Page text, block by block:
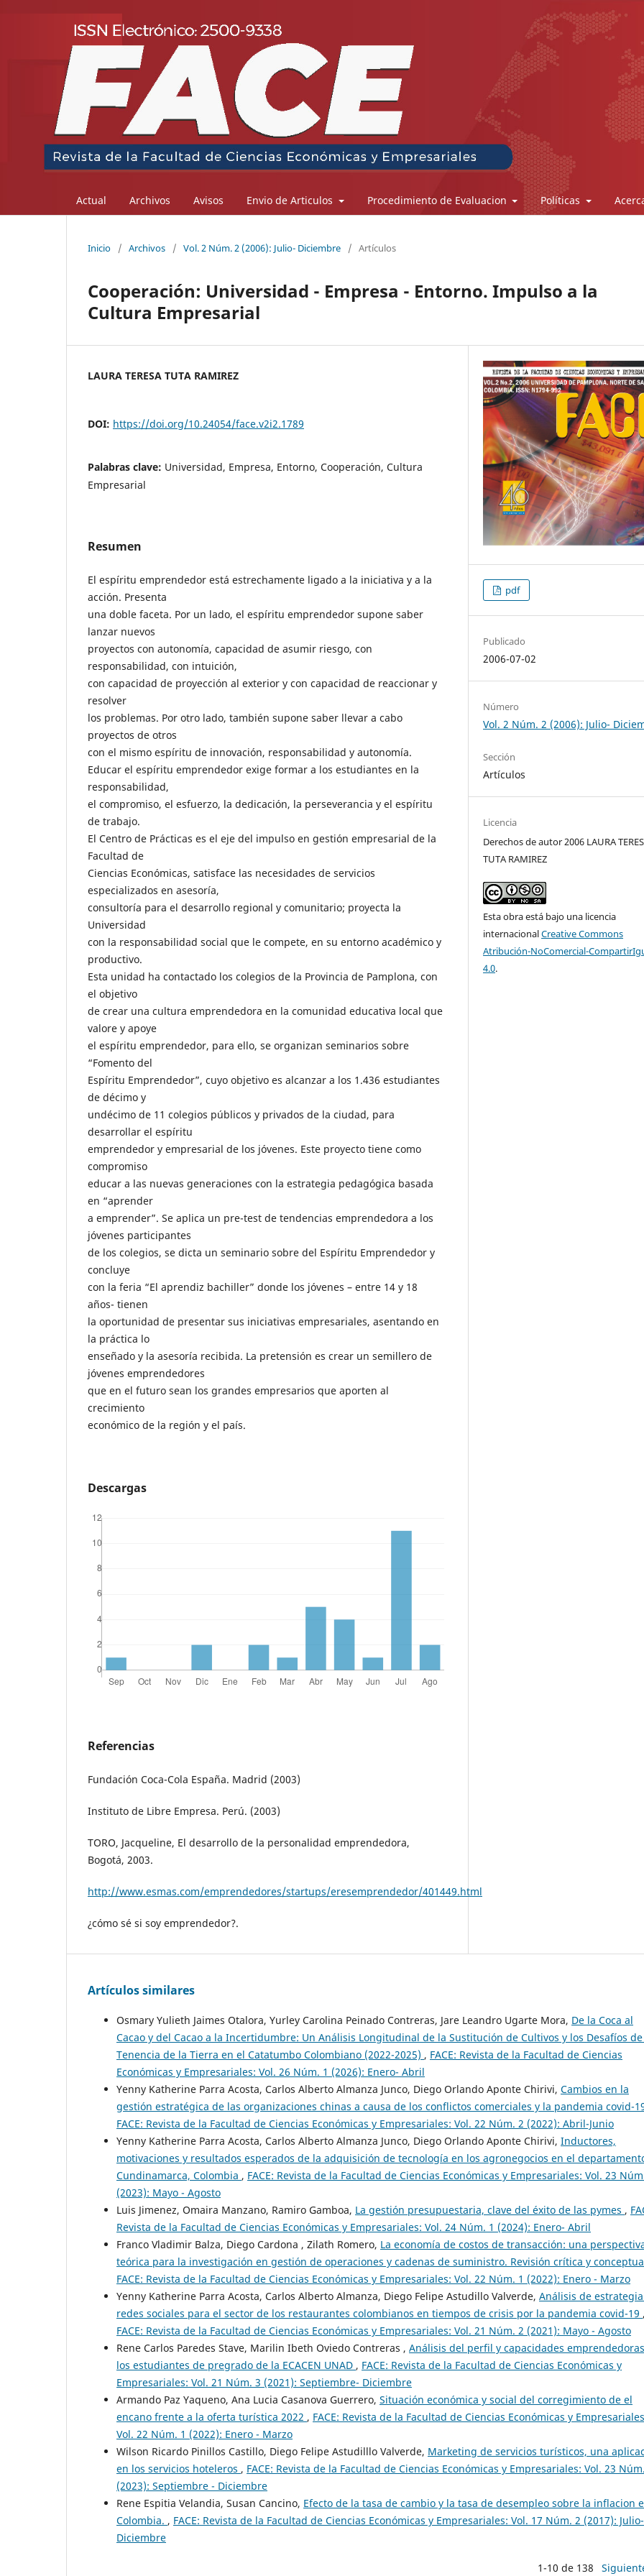
Actual Archivos Avisos Envio de Articulos Procedimiento de Evaluacion Políticas
Inicio / Archivos / Vol. 2 Núm. 2 (2006): Julio- Diciembre / Artículos
Cooperación: Universidad - Empresa - Entorno. Impulso a la
Cultura Empresarial
LAURA TERESA TUTA RAMIREZ
DOI: https://doi.org/10.24054/face.v2i2.1789
Palabras clave: Universidad, Empresa, Entorno, Cooperación, Cultura
Empresarial
Resumen
El espíritu emprendedor está estrechamente ligado a la iniciativa y a la
acción. Presenta
una doble faceta. Por un lado, el espíritu emprendedor supone saber
lanzar nuevos
proyectos con autonomía, capacidad de asumir riesgo, con
responsabilidad, con intuición,
con capacidad de proyección al exterior y con capacidad de reaccionar y
resolver
los problemas. Por otro lado, también supone saber llevar a cabo
proyectos de otros
con el mismo espíritu de innovación, responsabilidad y autonomía.
Educar el espíritu emprendedor exige formar a los estudiantes en la
responsabilidad,
el compromiso, el esfuerzo, la dedicación, la perseverancia y el espíritu
de trabajo.
El Centro de Prácticas es el eje del impulso en gestión empresarial de la
Facultad de
Ciencias Económicas, satisface las necesidades de servicios
especializados en asesoría,
consultoría para el desarrollo regional y comunitario; proyecta la
Universidad
con la responsabilidad social que le compete, en su entorno académico y
productivo.
Esta unidad ha contactado los colegios de la Provincia de Pamplona, con
el objetivo
de crear una cultura emprendedora en la comunidad educativa local que
valore y apoye
el espíritu emprendedor, para ello, se organizan seminarios sobre
“Fomento del
Espíritu Emprendedor”, cuyo objetivo es alcanzar a los 1.436 estudiantes
de décimo y
undécimo de 11 colegios públicos y privados de la ciudad, para
desarrollar el espíritu
emprendedor y empresarial de los jóvenes. Este proyecto tiene como
compromiso
educar a las nuevas generaciones con la estrategia pedagógica basada
en “aprender
a emprender”. Se aplica un pre-test de tendencias emprendedora a los
jóvenes participantes
de los colegios, se dicta un seminario sobre del Espíritu Emprendedor y
concluye
con la feria “El aprendiz bachiller” donde los jóvenes – entre 14 y 18
años- tienen
la oportunidad de presentar sus iniciativas empresariales, asentando en
la práctica lo
enseñado y la asesoría recibida. La pretensión es crear un semillero de
jóvenes emprendedores
que en el futuro sean los grandes empresarios que aporten al
crecimiento
económico de la región y el país.
Descargas
Referencias
Fundación Coca-Cola España. Madrid (2003)
Instituto de Libre Empresa. Perú. (2003)
TORO, Jacqueline, El desarrollo de la personalidad emprendedora,
Bogotá, 2003.
http://www.esmas.com/emprendedores/startups/eresemprendedor/401449.html
¿cómo sé si soy emprendedor?.
pdf
Publicado
2006-07-02
Número
Vol. 2 Núm. 2 (2006): Julio-
Sección
Artículos
Licencia
Derechos de autor 2006 LAURA
TUTA RAMIREZ
Esta obra está bajo una licencia
internacionalCreative Commons
Atribución-NoComercial-
4.0.
Artículos similares
Osmary Yulieth Jaimes Otalora, Yurley Carolina Peinado Contreras, Jare Leandro Ugarte Mora, De la Coca al
Cacao y del Cacao a la Incertidumbre: Un Análisis Longitudinal de la Sustitución de Cultivos y los Desafíos
Tenencia de la Tierra en el Catatumbo Colombiano (2022-2025) , FACE: Revista de la Facultad de Ciencias
Económicas y Empresariales: Vol. 26 Núm. 1 (2026): Enero- Abril
Yenny Katherine Parra Acosta, Carlos Alberto Almanza Junco, Diego Orlando Aponte Chirivi, Cambios en la
gestión estratégica de las organizaciones chinas a causa de los conflictos comerciales y la pandemia covid-
FACE: Revista de la Facultad de Ciencias Económicas y Empresariales: Vol. 22 Núm. 2 (2022): Abril-Junio
Yenny Katherine Parra Acosta, Carlos Alberto Almanza Junco, Diego Orlando Aponte Chirivi, Inductores,
motivaciones y resultados esperados de la adquisición de tecnología en los agronegocios en el
Cundinamarca, Colombia , FACE: Revista de la Facultad de Ciencias Económicas y Empresariales: Vol. 23
(2023): Mayo - Agosto
Luis Jimenez, Omaira Manzano, Ramiro Gamboa, La gestión presupuestaria, clave del éxito de las pymes ,
Revista de la Facultad de Ciencias Económicas y Empresariales: Vol. 24 Núm. 1 (2024): Enero- Abril
Franco Vladimir Balza, Diego Cardona , Zilath Romero, La economía de costos de transacción: una
teórica para la investigación en gestión de operaciones y cadenas de suministro. Revisión crítica y
FACE: Revista de la Facultad de Ciencias Económicas y Empresariales: Vol. 22 Núm. 1 (2022): Enero - Marzo
Yenny Katherine Parra Acosta, Carlos Alberto Almanza, Diego Felipe Astudillo Valverde, Análisis de
redes sociales para el sector de los restaurantes colombianos en tiempos de crisis por la pandemia covid-19 ,
FACE: Revista de la Facultad de Ciencias Económicas y Empresariales: Vol. 21 Núm. 2 (2021): Mayo - Agosto
Rene Carlos Paredes Stave, Marilin Ibeth Oviedo Contreras , Análisis del perfil y capacidades
los estudiantes de pregrado de la ECACEN UNAD , FACE: Revista de la Facultad de Ciencias Económicas y
Empresariales: Vol. 21 Núm. 3 (2021): Septiembre- Diciembre
Armando Paz Yaqueno, Ana Lucia Casanova Guerrero, Situación económica y social del corregimiento de el
encano frente a la oferta turística 2022 , FACE: Revista de la Facultad de Ciencias Económicas y
Vol. 22 Núm. 1 (2022): Enero - Marzo
Wilson Ricardo Pinillos Castillo, Diego Felipe Astudilllo Valverde, Marketing de servicios turísticos, una
en los servicios hoteleros , FACE: Revista de la Facultad de Ciencias Económicas y Empresariales: Vol. 23
(2023): Septiembre - Diciembre
Rene Espitia Velandia, Susan Cancino, Efecto de la tasa de cambio y la tasa de desempleo sobre la inflacion
Colombia. , FACE: Revista de la Facultad de Ciencias Económicas y Empresariales: Vol. 17 Núm. 2 (2017): Julio-
Diciembre
1-10 de 138